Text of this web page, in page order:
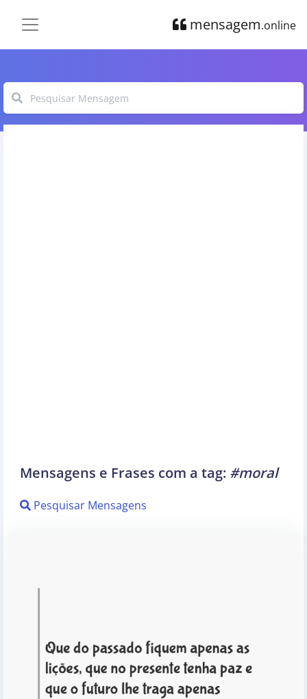
mensagem.online
Mensagens e Frases com a tag: #moral
Pesquisar Mensagens